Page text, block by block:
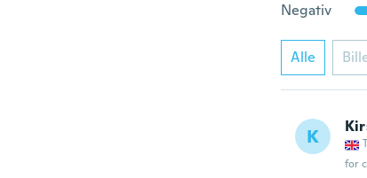
Negativ
Alle
K
for